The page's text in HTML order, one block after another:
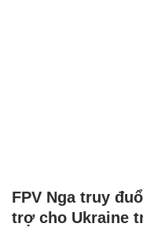
FPV Nga truy
trợ cho Ukraine